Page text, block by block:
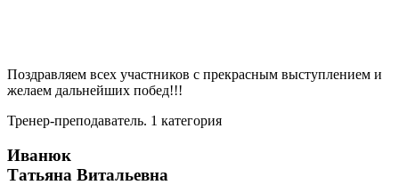
Поздравляем всех участников с прекрасным выступлением и
желаем дальнейших побед!!!
Тренер-преподаватель. 1 категория
Иванюк
Татьяна Витальевна